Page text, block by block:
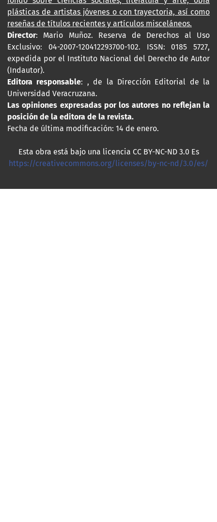
plásticas de artistas jóvenes o con trayectoria, así como
reseñas de títulos recientes y artículos misceláneos.
Director: Mario Muñoz. Reserva de Derechos al Uso
Exclusivo: 04-2007-120412293700-102. ISSN: 0185 5727,
expedida por el Instituto Nacional del Derecho de Autor
(Indautor).
Editora responsable: , de la Dirección Editorial de la
Universidad Veracruzana.
Las opiniones expresadas por los autores no reflejan la
posición de la editora de la revista.
Fecha de última modificación: 14 de enero.
Esta obra está bajo una licencia CC BY-NC-ND 3.0 Es
https://creativecommons.org/licenses/by-nc-nd/3.0/es/